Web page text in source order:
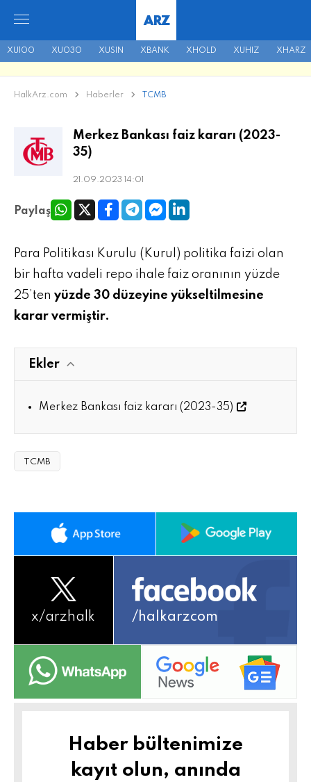
XU100 XU030 XUSIN XBANK XHOLD XUHIZ XHARZ
ARZ
HalkArz.com Haberler TCMB
Merkez Bankası faiz kararı (2023-
35)
21.09.2023 14:01
Paylaş
Para Politikası Kurulu (Kurul) politika faizi olan
bir hafta vadeli repo ihale faiz oranının yüzde
25’ten yüzde 30 düzeyine yükseltilmesine
karar vermiştir.
Ekler
Merkez Bankası faiz kararı (2023-35)
TCMB
x/arzhalk /halkarzcom
Haber bültenimize
kayıt olun, anında